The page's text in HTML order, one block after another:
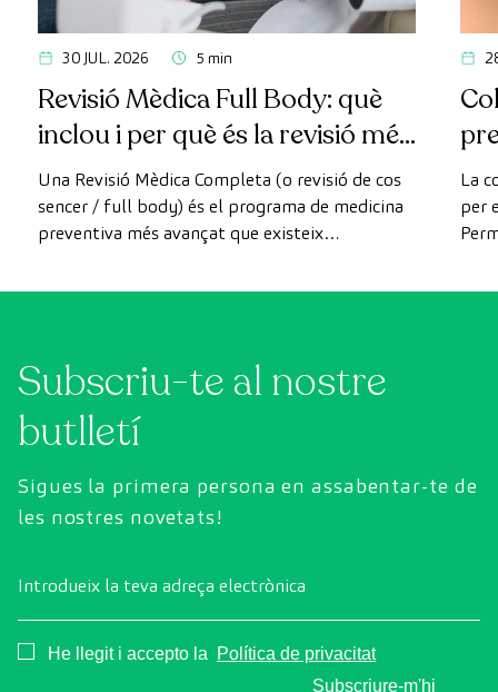
30 JUL. 2026 5 min
Revisió Mèdica Full Body: què
inclou i per què és la revisió més
avançada
Una Revisió Mèdica Completa (o revisió de cos
sencer / full body) és el programa de medicina
preventiva més avançat que existeix
convencionals, aquesta revisió utilitza la
l'estat dels òrgans vitals, el sistema vascular i el
cervell abans que apareguin els primers
símptomes.
La
per
Subscriu-te al nostre
butlletí
Sigues la primera persona en assabentar-te de
les nostres novetats!
Introdueix la teva adreça electrònica
Consentimiento
He llegit i accepto la
Política de privacitat
Subscriure-m'hi